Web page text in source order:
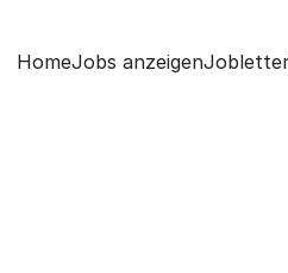
HomeJobs anzeigen